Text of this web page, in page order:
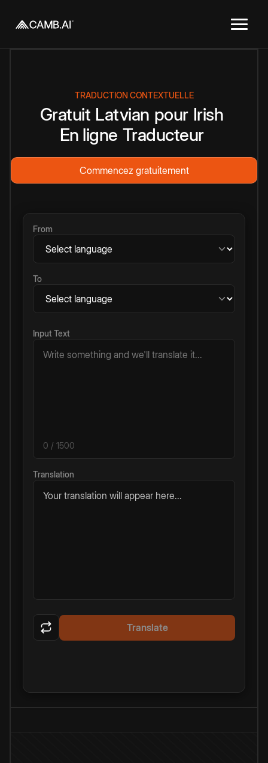
TRADUCTION CONTEXTUELLE
Gratuit Latvian pour Irish
En ligne Traducteur
Commencez gratuitement
From
To
Input Text
0 / 1500
Translation
Your translation will appear here...
Translate